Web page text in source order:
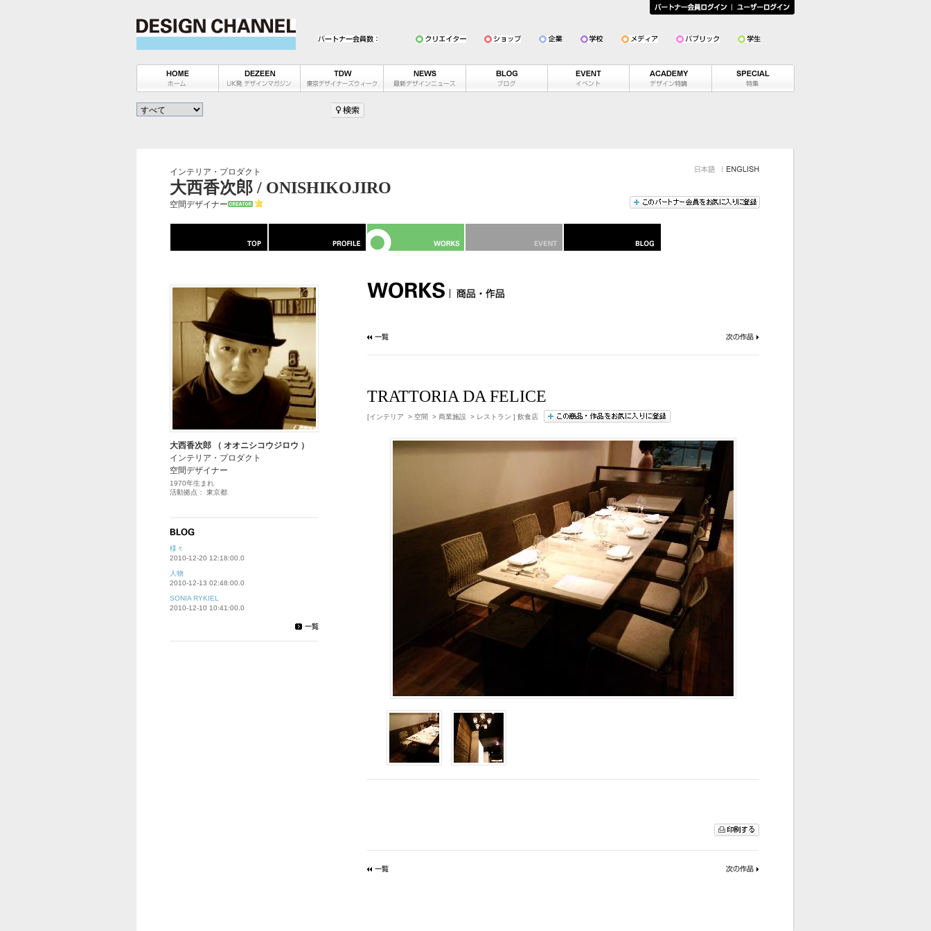
インテリア・プロダクト
大西香次郎 / ONISHIKOJIRO
空間デザイナー
TRATTORIA DA FELICE
[インテリア > 空間 > 商業施設 > レストラン ] 飲食店
大西香次郎 （ オオニシコウジロウ ）
インテリア・プロダクト
空間デザイナー
1970年生まれ
活動拠点： 東京都
様々
2010-12-20 12:18:00.0
人物
2010-12-13 02:48:00.0
SONIA RYKIEL
2010-12-10 10:41:00.0